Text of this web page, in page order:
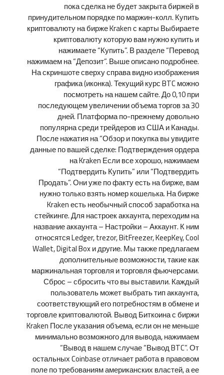
пока сделка не будет закрыта биржей в
принудительном порядке по маржин-колл. Купить
криптовалюту на бирже Kraken с карты Выбираете
криптовалюту которую вам нужно купить и
нажимаете “Купить”. В разделе “Перевод
нажимаем на “Депозит”. Выше описано подробнее.
На скриншоте сверху справа видно изображения
графика (иконка). Текущий курс BTC можно
посмотреть на нашем сайте. До 0,10 при
последующем увеличении объема торгов за 30
дней. Платформа по-прежнему довольно
популярна среди трейдеров из США и Канады.
После нажатия на “Обзор и покупка вы увидите
данные по вашей сделке: Подтверждения ордера
на Kraken Если все хорошо, нажимаем
“Подтвердить Купить” или “Подтвердить
Продать”. Они уже по факту есть на бирже, вам
нужно только взять номер кошелька. На бирже
Kraken есть необычный способ заработка на
стейкинге. Для настроек аккаунта, переходим на
название аккаунта – Настройки – Аккаунт. К ним
относятся Ledger, trezor, BitFreezer, KeepKey, Cool
Wallet, Digital Box и другие. Мы также предлагаем
дополнительные возможности, такие как
маржинальная торговля и торговля фьючерсами.
Сброс – сбросить что вы выставили. Каждый
пользователь может выбрать тип аккаунта,
соответствующий его потребностям в обмене и
торговле криптовалютой. Вывод Биткоина с биржи
Kraken После указания объема, если он не меньше
минимально возможного для вывода, нажимаем
“Вывод в нашем случае “Вывод BTC”. От
остальных Coinbase отличает работа в правовом
поле по требованиям американских властей, а ее